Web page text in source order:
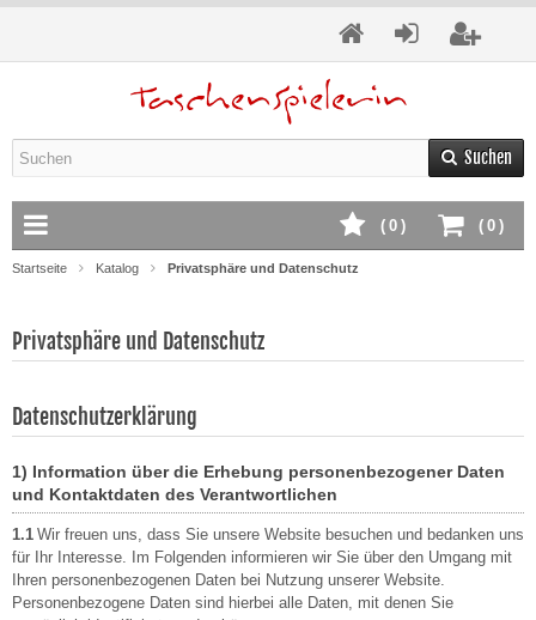
Suchen
( 0 )
( 0 )
Startseite Katalog Privatsphäre und Datenschutz
Privatsphäre und Datenschutz
Datenschutzerklärung
1) Information über die Erhebung personenbezogener Daten
und Kontaktdaten des Verantwortlichen
1.1 Wir freuen uns, dass Sie unsere Website besuchen und bedanken uns
für Ihr Interesse. Im Folgenden informieren wir Sie über den Umgang mit
Ihren personenbezogenen Daten bei Nutzung unserer Website.
Personenbezogene Daten sind hierbei alle Daten, mit denen Sie